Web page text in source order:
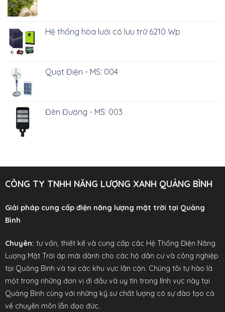
Hệ thống hòa lưới có lưu trữ 6210 Wp
Quạt Điện - MS: 004
Đèn Đường - MS: 003
CÔNG TY TNHH NĂNG LƯỢNG XANH QUẢNG BÌNH
Giải pháp cung cấp điện năng lượng mặt trời tại Quảng
Bình
Chuyên: tư vấn, thiết kế và cung cấp các Hệ Thống Điện Năng
Lượng Mặt Trời áp mái dành cho các hộ dân cư và công nghiệp
tại Quảng Bình và tại các khu vực lân cận. Chúng tôi tự hào là
một trong những đơn vị đi đầu và uy tín trong lĩnh vực này tại
Quảng Bình cùng với những kỹ sư chất lượng có sự đào tạo cả
về chuyên môn lẫn đạo đức.